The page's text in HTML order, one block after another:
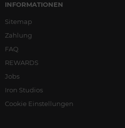
INFORMATIONEN
Sitemap
Zahlung
FAQ
REWARDS
Jobs
Iron Studios
Cookie Einstellungen